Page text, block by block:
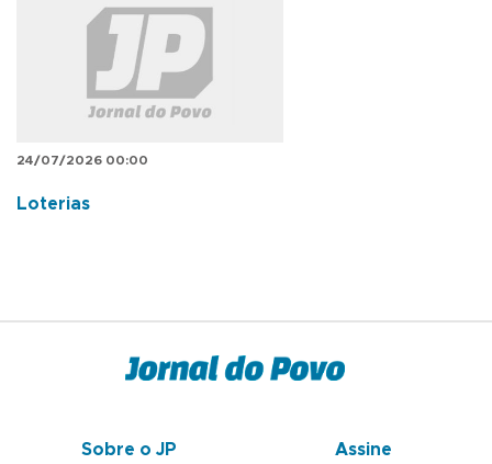
24/07/2026 00:00
Loterias
Sobre o JP Assine